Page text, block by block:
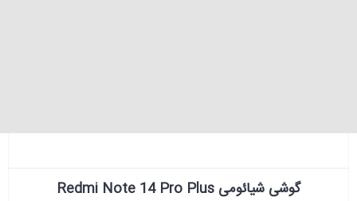
گوشی شیائومی Redmi Note 14 Pro Plus